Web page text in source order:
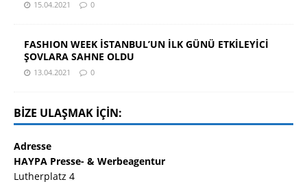
15.04.2021 0
FASHION WEEK İSTANBUL’UN İLK GÜNÜ ETKİLEYİCİ
ŞOVLARA SAHNE OLDU
13.04.2021 0
BIZE ULAŞMAK IÇIN:
Adresse
HAYPA Presse- & Werbeagentur
Lutherplatz 4